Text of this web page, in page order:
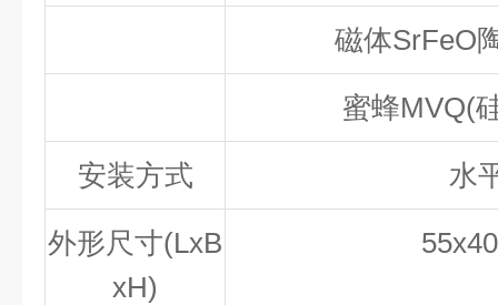
磁体SrFeO
蜜蜂MVQ(
安装方式 水
外形尺寸(LxB
xH)